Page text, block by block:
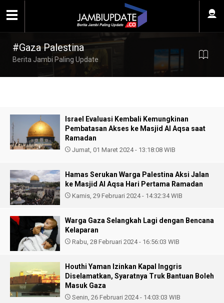
#Gaza Palestina
Berita Jambi Paling Update
Israel Evaluasi Kembali Kemungkinan
Pembatasan Akses ke Masjid Al Aqsa saat
Ramadan
Jumat, 01 Maret 2024 - 13:18:08 WIB
Hamas Serukan Warga Palestina Aksi Jalan
ke Masjid Al Aqsa Hari Pertama Ramadan
Kamis, 29 Februari 2024 - 14:32:34 WIB
Warga Gaza Selangkah Lagi dengan Bencana
Kelaparan
Rabu, 28 Februari 2024 - 16:56:03 WIB
Houthi Yaman Izinkan Kapal Inggris
Diselamatkan, Syaratnya Truk Bantuan Boleh
Masuk Gaza
Senin, 26 Februari 2024 - 14:03:03 WIB